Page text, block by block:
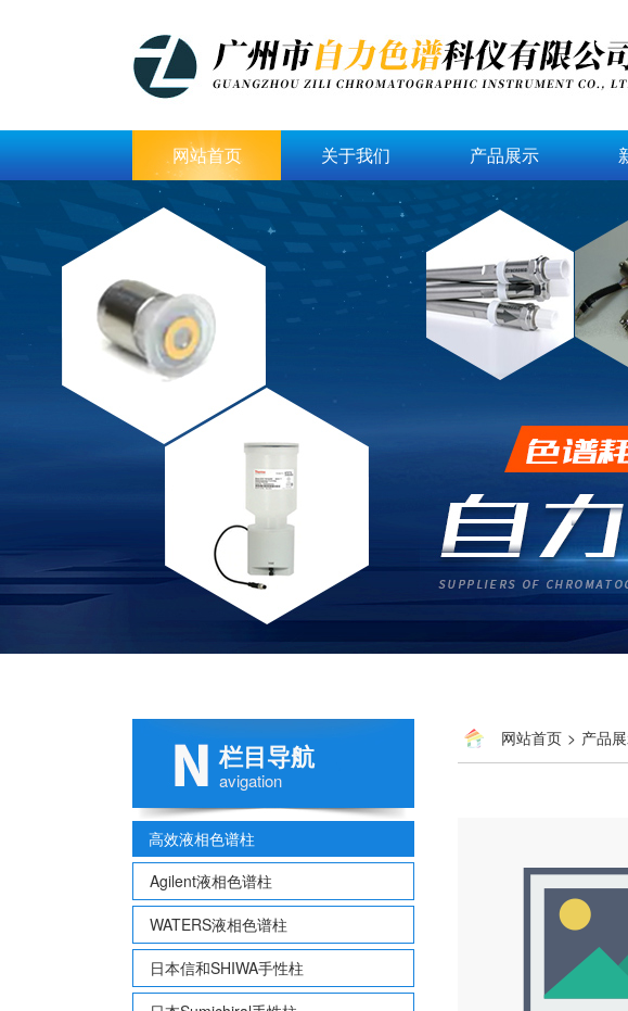
网站首页 关于我们 产品展示
栏目导航
avigation
高效液相色谱柱
Agilent液相色谱柱
WATERS液相色谱柱
日本信和SHIWA手性柱
网站首页 > 产品